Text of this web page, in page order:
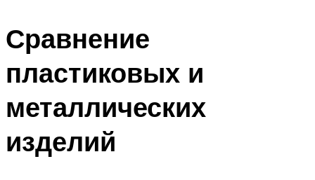
Сравнение
пластиковых и
металлических
изделий